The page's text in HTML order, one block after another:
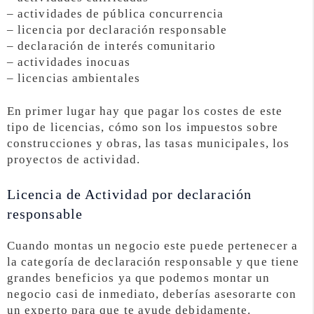
– actividades de pública concurrencia
– licencia por declaración responsable
– declaración de interés comunitario
– actividades inocuas
– licencias ambientales
En primer lugar hay que pagar los costes de este
tipo de licencias, cómo son los impuestos sobre
construcciones y obras, las tasas municipales, los
proyectos de actividad.
Licencia de Actividad por declaración
responsable
Cuando montas un negocio este puede pertenecer a
la categoría de declaración responsable y que tiene
grandes beneficios ya que podemos montar un
negocio casi de inmediato, deberías asesorarte con
un experto para que te ayude debidamente.